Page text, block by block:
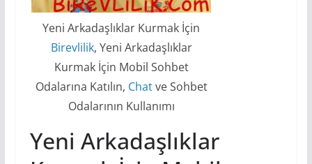
Yeni Arkadaşlıklar Kurmak İçin
Birevlilik, Yeni Arkadaşlıklar
Kurmak İçin Mobil Sohbet
Odalarına Katılın, Chatve Sohbet
Odalarının Kullanımı
Yeni Arkadaşlıklar